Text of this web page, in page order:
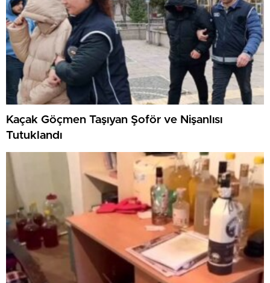
Kaçak Göçmen Taşıyan Şoför ve Nişanlısı
Tutuklandı